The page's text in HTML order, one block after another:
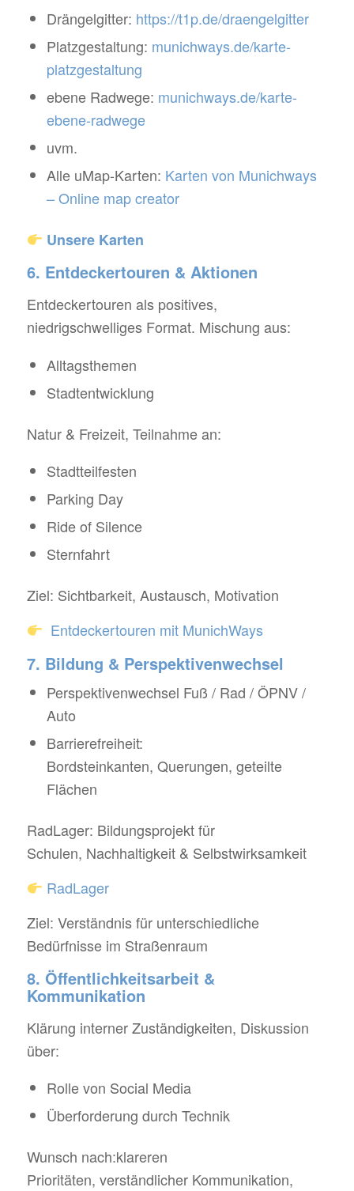
Drängelgitter: https://t1p.de/draengelgitter
Platzgestaltung: munichways.de/karte-
platzgestaltung
ebene Radwege: munichways.de/karte-
ebene-radwege
uvm.
Alle uMap-Karten: Karten von Munichways
– Online map creator
Unsere Karten
6. Entdeckertouren & Aktionen
Entdeckertouren als positives,
niedrigschwelliges Format. Mischung aus:
Alltagsthemen
Stadtentwicklung
Natur & Freizeit, Teilnahme an:
Stadtteilfesten
Parking Day
Ride of Silence
Sternfahrt
Ziel: Sichtbarkeit, Austausch, Motivation
Entdeckertouren mit MunichWays
7. Bildung & Perspektivenwechsel
Perspektivenwechsel Fuß / Rad / ÖPNV /
Auto
Barrierefreiheit:
Bordsteinkanten, Querungen, geteilte
Flächen
RadLager: Bildungsprojekt für
Schulen, Nachhaltigkeit & Selbstwirksamkeit
RadLager
Ziel: Verständnis für unterschiedliche
Bedürfnisse im Straßenraum
8. Öffentlichkeitsarbeit &
Kommunikation
Klärung interner Zuständigkeiten, Diskussion
über:
Rolle von Social Media
Überforderung durch Technik
Wunsch nach:klareren
Prioritäten, verständlicher Kommunikation,